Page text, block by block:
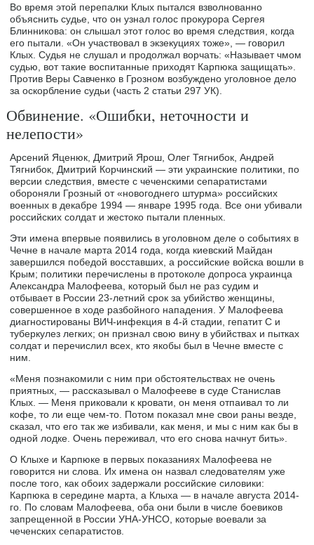
Во время этой перепалки Клых пытался взволнованно
объяснить судье, что он узнал голос прокурора Сергея
Блинникова: он слышал этот голос во время следствия, когда
его пытали. «Он участвовал в экзекуциях тоже», — говорил
Клых. Судья не слушал и продолжал ворчать: «Называет чмом
судью, вот такие воспитанные приходят Карпюка защищать».
Против Веры Савченко в Грозном возбуждено уголовное дело
за оскорбление судьи (часть 2 статьи 297 УК).
Обвинение. «Ошибки, неточности и
нелепости»
Арсений Яценюк, Дмитрий Ярош, Олег Тягнибок, Андрей
Тягнибок, Дмитрий Корчинский — эти украинские политики, по
версии следствия, вместе с чеченскими сепаратистами
обороняли Грозный от «новогоднего штурма» российских
военных в декабре 1994 — январе 1995 года. Все они убивали
российских солдат и жестоко пытали пленных.
Эти имена впервые появились в уголовном деле о событиях в
Чечне в начале марта 2014 года, когда киевский Майдан
завершился победой восставших, а российские войска вошли в
Крым; политики перечислены в протоколе допроса украинца
Александра Малофеева, который был не раз судим и
отбывает в России 23-летний срок за убийство женщины,
совершенное в ходе разбойного нападения. У Малофеева
диагностированы ВИЧ-инфекция в 4-й стадии, гепатит С и
туберкулез легких; он признал свою вину в убийствах и пытках
солдат и перечислил всех, кто якобы был в Чечне вместе с
ним.
«Меня познакомили с ним при обстоятельствах не очень
приятных, — рассказывал о Малофееве в суде Станислав
Клых. — Меня приковали к кровати, он меня отпаивал то ли
кофе, то ли еще чем-то. Потом показал мне свои раны везде,
сказал, что его так же избивали, как меня, и мы с ним как бы в
одной лодке. Очень переживал, что его снова начнут бить».
О Клыхе и Карпюке в первых показаниях Малофеева не
говорится ни слова. Их имена он назвал следователям уже
после того, как обоих задержали российские силовики:
Карпюка в середине марта, а Клыха — в начале августа 2014-
го. По словам Малофеева, оба они были в числе боевиков
запрещенной в России УНА-УНСО, которые воевали за
чеченских сепаратистов.